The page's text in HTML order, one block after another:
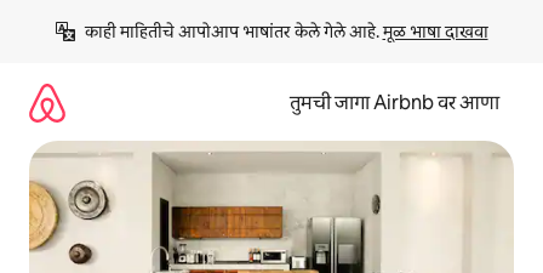
काही माहितीचे आपोआप भाषांतर केले गेले आहे. मूळ भाषा दाखवा
तुमची जागा Airbnb वर आणा